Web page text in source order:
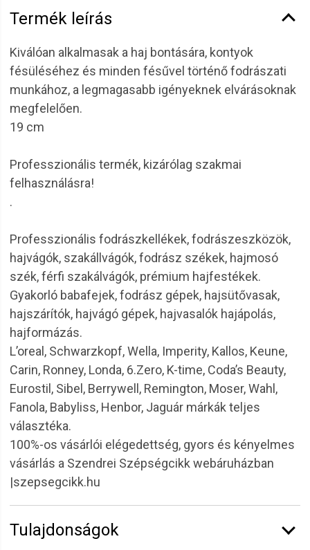
Termék leírás
Kiválóan alkalmasak a haj bontására, kontyok
fésüléséhez és minden fésűvel történő fodrászati
munkához, a legmagasabb igényeknek elvárásoknak
megfelelően.
19 cm
Professzionális termék, kizárólag szakmai
felhasználásra!
.
Professzionális fodrászkellékek, fodrászeszközök,
hajvágók, szakállvágók, fodrász székek, hajmosó
szék, férfi szakálvágók, prémium hajfestékek.
Gyakorló babafejek, fodrász gépek, hajsütővasak,
hajszárítók, hajvágó gépek, hajvasalók hajápolás,
hajformázás.
L’oreal, Schwarzkopf, Wella, Imperity, Kallos, Keune,
Carin, Ronney, Londa, 6.Zero, K-time, Coda’s Beauty,
Eurostil, Sibel, Berrywell, Remington, Moser, Wahl,
Fanola, Babyliss, Henbor, Jaguár márkák teljes
választéka.
100%-os vásárlói elégedettség, gyors és kényelmes
vásárlás a Szendrei Szépségcikk webáruházban
|szepsegcikk.hu
Tulajdonságok